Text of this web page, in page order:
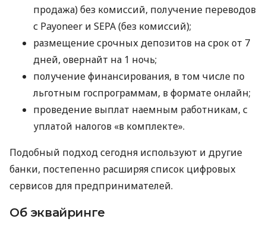
продажа) без комиссий, получение переводов
с Payoneer и SEPA (без комиссий);
размещение срочных депозитов на срок от 7
дней, овернайт на 1 ночь;
получение финансирования, в том числе по
льготным госпрограммам, в формате онлайн;
проведение выплат наемным работникам, с
уплатой налогов «в комплекте».
Подобный подход сегодня используют и другие
банки, постепенно расширяя список цифровых
сервисов для предпринимателей.
Об эквайринге